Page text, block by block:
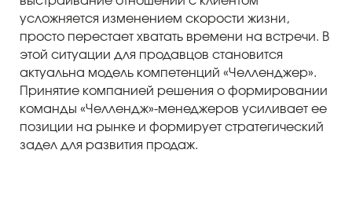
усложняется изменением скорости жизни,
просто перестает хватать времени на встречи. В
этой ситуации для продавцов становится
актуальна модель компетенций «Челленджер».
Принятие компанией решения о формировании
команды «Челлендж»-менеджеров усиливает ее
позиции на рынке и формирует стратегический
задел для развития продаж.